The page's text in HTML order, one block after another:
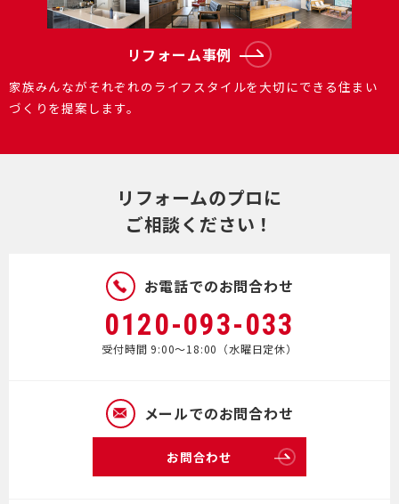
リフォーム事例
家族みんながそれぞれのライフスタイルを大切にできる住まい
づくりを提案します。
リフォームのプロに
ご相談ください！
お電話でのお問合わせ
0120-093-033
受付時間 9:00～18:00（水曜日定休）
メールでのお問合わせ
お問合わせ